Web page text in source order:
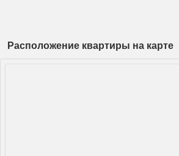
Расположение квартиры на карте